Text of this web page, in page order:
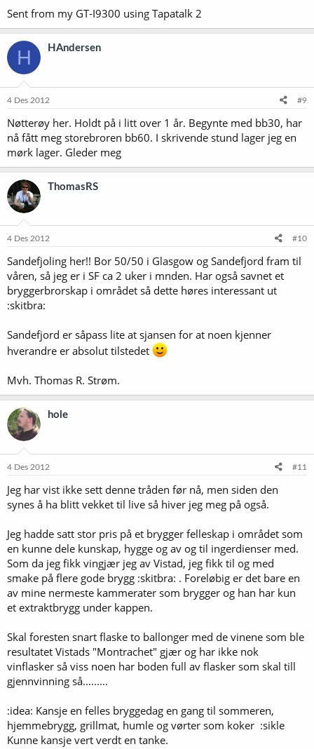
Sent from my GT-I9300 using Tapatalk 2
H HAndersen
4 Des 2012 #9
Nøtterøy her. Holdt på i litt over 1 år. Begynte med bb30, har
nå fått meg storebroren bb60. I skrivende stund lager jeg en
mørk lager. Gleder meg
ThomasRS
4 Des 2012 #10
Sandefjoling her!! Bor 50/50 i Glasgow og Sandefjord fram til
våren, så jeg er i SF ca 2 uker i mnden. Har også savnet et
bryggerbrorskap i området så dette høres interessant ut
:skitbra:
Sandefjord er såpass lite at sjansen for at noen kjenner
hverandre er absolut tilstedet
Mvh. Thomas R. Strøm.
hole
4 Des 2012 #11
Jeg har vist ikke sett denne tråden før nå, men siden den
synes å ha blitt vekket til live så hiver jeg meg på også.
Jeg hadde satt stor pris på et brygger felleskap i området som
en kunne dele kunskap, hygge og av og til ingerdienser med.
Som da jeg fikk vingjær jeg av Vistad, jeg fikk til og med
smake på flere gode brygg :skitbra: . Foreløbig er det bare en
av mine nermeste kammerater som brygger og han har kun
et extraktbrygg under kappen.
Skal foresten snart flaske to ballonger med de vinene som ble
resultatet Vistads "Montrachet" gjær og har ikke nok
vinflasker så viss noen har boden full av flasker som skal till
gjennvinning så.........
:idea: Kansje en felles bryggedag en gang til sommeren,
hjemmebrygg, grillmat, humle og vørter som koker :sikle
Kunne kansje vert verdt en tanke.